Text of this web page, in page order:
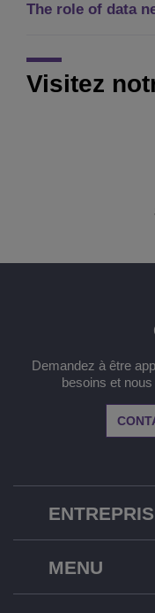
The role of data
Visitez
Demandez à être
besoins et
MENU